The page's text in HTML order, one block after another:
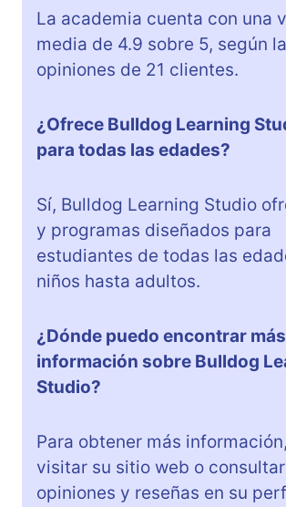
La academia cuenta con una
media de 4.9 sobre 5, según
opiniones de 21 clientes.
¿Ofrece Bulldog Learning
para todas las edades?
Sí, Bulldog Learning Studio
y programas diseñados para
estudiantes de todas las
niños hasta adultos.
¿Dónde puedo encontrar más
información sobre Bulldog
Studio?
Para obtener más
visitar su sitio web o
opiniones y reseñas en su